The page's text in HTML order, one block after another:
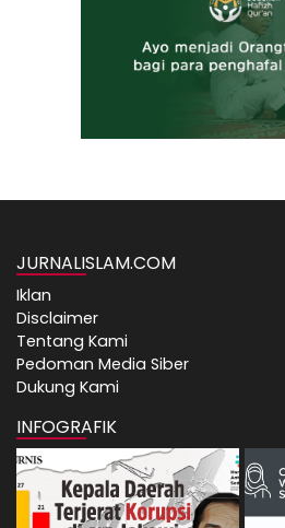
JURNALISLAM.COM
Iklan
Disclaimer
Tentang Kami
Pedoman Media Siber
Dukung Kami
INFOGRAFIK